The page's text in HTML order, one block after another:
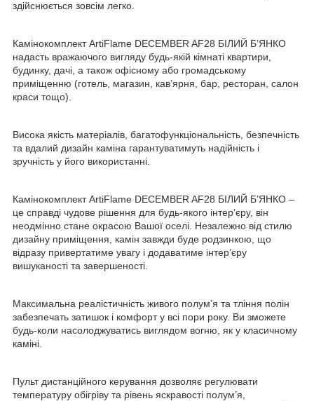
здійснюється зовсім легко.
Камінокомплект ArtiFlame DECEMBER AF28 БІЛИЙ Б’ЯНКО
надасть вражаючого вигляду будь-якій кімнаті квартири,
будинку, дачі, а також офісному або громадському
приміщенню (готель, магазин, кав’ярня, бар, ресторан, салон
краси тощо).
Висока якість матеріалів, багатофункціональність, безпечність
та вдалий дизайн каміна гарантуватимуть надійність і
зручність у його використанні.
Камінокомплект ArtiFlame DECEMBER AF28 БІЛИЙ Б’ЯНКО –
це справді чудове рішення для будь-якого інтер’єру, він
неодмінно стане окрасою Вашої оселі. Незалежно від стилю
дизайну приміщення, камін завжди буде родзинкою, що
відразу привертатиме увагу і додаватиме інтер’єру
вишуканості та завершеності.
Максимальна реалістичність живого полум’я та тління полін
забезпечать затишок і комфорт у всі пори року. Ви зможете
будь-коли насолоджуватись виглядом вогню, як у класичному
каміні.
Пульт дистанційного керування дозволяє регулювати
температуру обігріву та рівень яскравості полум’я,